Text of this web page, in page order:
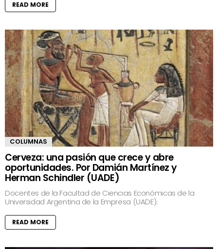
READ MORE
COLUMNAS
Cerveza: una pasión que crece y abre
oportunidades. Por Damián Martínez y
Herman Schindler (UADE)
Docentes de la Facultad de Ciencias Económicas de la
Universidad Argentina de la Empresa (UADE).
READ MORE